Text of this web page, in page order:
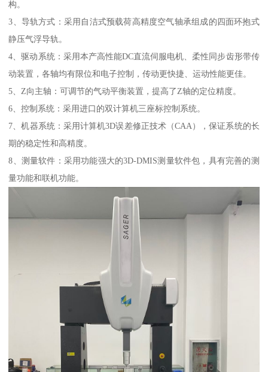
构。
3、导轨方式：采用自洁式预载荷高精度空气轴承组成的四面环抱式
静压气浮导轨。
4、驱动系统：采用本产高性能DC直流伺服电机、柔性同步齿形带传
动装置，各轴均有限位和电子控制，传动更快捷、运动性能更佳。
5、Z向主轴：可调节的气动平衡装置，提高了Z轴的定位精度。
6、控制系统：采用进口的双计算机三座标控制系统。
7、机器系统：采用计算机3D误差修正技术（CAA），保证系统的长
期的稳定性和高精度。
8、测量软件：采用功能强大的3D-DMIS测量软件包，具有完善的测
量功能和联机功能。